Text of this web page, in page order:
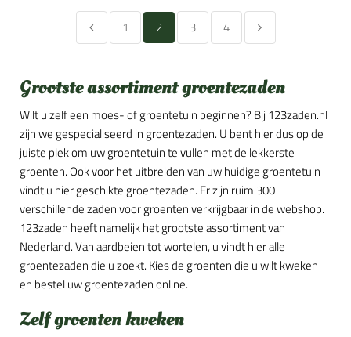
1 2 3 4
Grootste assortiment groentezaden
Wilt u zelf een moes- of groentetuin beginnen? Bij 123zaden.nl
zijn we gespecialiseerd in groentezaden. U bent hier dus op de
juiste plek om uw groentetuin te vullen met de lekkerste
groenten. Ook voor het uitbreiden van uw huidige groentetuin
vindt u hier geschikte groentezaden. Er zijn ruim 300
verschillende zaden voor groenten verkrijgbaar in de webshop.
123zaden heeft namelijk het grootste assortiment van
Nederland. Van aardbeien tot wortelen, u vindt hier alle
groentezaden die u zoekt. Kies de groenten die u wilt kweken
en bestel uw groentezaden online.
Zelf groenten kweken